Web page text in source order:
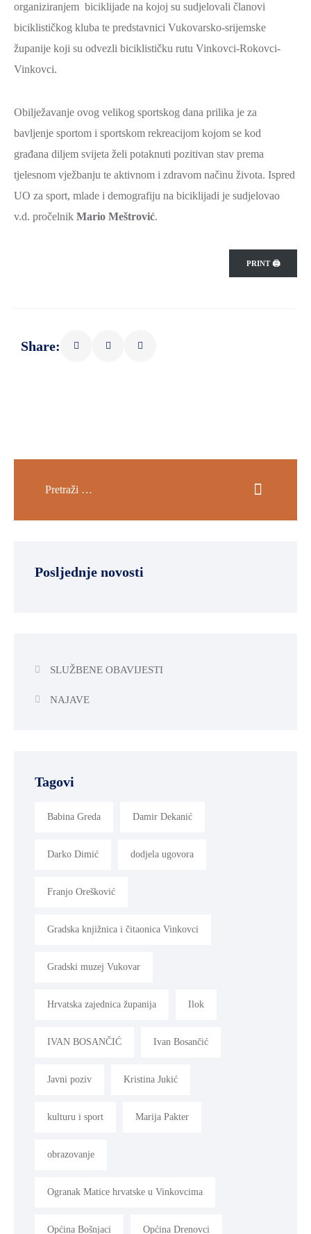
organiziranjem biciklijade na kojoj su sudjelovali članovi
biciklističkog kluba te predstavnici Vukovarsko-srijemske
županije koji su odvezli biciklističku rutu Vinkovci-Rokovci-
Vinkovci.
Obilježavanje ovog velikog sportskog dana prilika je za
bavljenje sportom i sportskom rekreacijom kojom se kod
građana diljem svijeta želi potaknuti pozitivan stav prema
tjelesnom vježbanju te aktivnom i zdravom načinu života. Ispred
UO za sport, mlade i demografiju na biciklijadi je sudjelovao
v.d. pročelnik Mario Meštrović.
PRINT 🖨
Share:
Posljednje novosti
SLUŽBENE OBAVIJESTI
NAJAVE
Tagovi
Babina Greda Damir Dekanić
Darko Dimić dodjela ugovora
Franjo Orešković
Gradska knjižnica i čitaonica Vinkovci
Gradski muzej Vukovar
Hrvatska zajednica županija Ilok
IVAN BOSANČIĆ Ivan Bosančić
Javni poziv Kristina Jukić
kulturu i sport Marija Pakter
obrazovanje
Ogranak Matice hrvatske u Vinkovcima
Općina Bošnjaci Općina Drenovci